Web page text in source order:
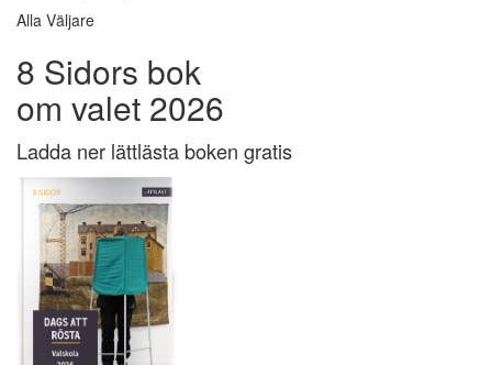
Alla Väljare
8 Sidors bok
om valet 2026
Ladda ner lättlästa boken gratis